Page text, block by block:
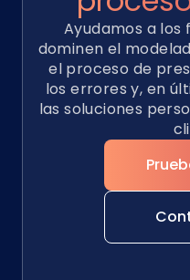
Ayudamos a
dominen el
el proceso de
los errores y, en
las soluciones